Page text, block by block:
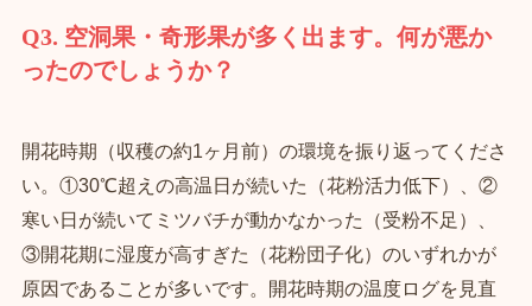
Q3. 空洞果・奇形果が多く出ます。何が悪か
ったのでしょうか？
開花時期（収穫の約1ヶ月前）の環境を振り返ってくださ
い。①30℃超えの高温日が続いた（花粉活力低下）、②
寒い日が続いてミツバチが動かなかった（受粉不足）、
③開花期に湿度が高すぎた（花粉団子化）のいずれかが
原因であることが多いです。開花時期の温度ログを見直